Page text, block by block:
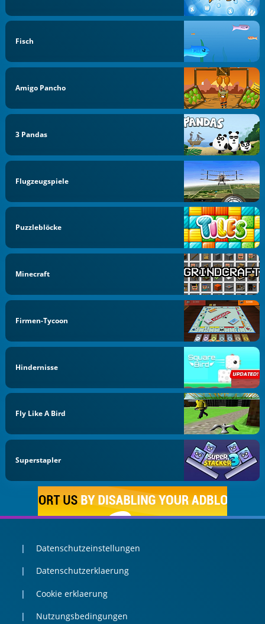
Fisch
Amigo Pancho
3 Pandas
Flugzeugspiele
Puzzleblöcke
Minecraft
Firmen-Tycoon
Hindernisse
Fly Like A Bird
Superstapler
Datenschutzeinstellungen
Datenschutzerklaerung
Cookie erklaerung
Nutzungsbedingungen